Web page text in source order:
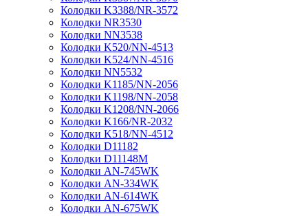
Колодки K3388/NR-3572
Колодки NR3530
Колодки NN3538
Колодки K520/NN-4513
Колодки K524/NN-4516
Колодки NN5532
Колодки K1185/NN-2056
Колодки K1198/NN-2058
Колодки K1208/NN-2066
Колодки K166/NR-2032
Колодки K518/NN-4512
Колодки D11182
Колодки D11148M
Колодки AN-745WK
Колодки AN-334WK
Колодки AN-614WK
Колодки AN-675WK